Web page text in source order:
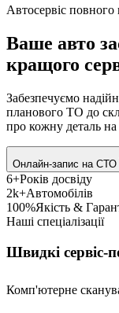
Автосервіс повного
Ваше авто
кращого
Забезпечуємо
планового ТО до
про кожну деталь
Онлайн-запис на СТО
6+Років досвіду
2k+Автомобілів
100%Якість &
Наші спеціалізації
Швидкі сервіс-
Комп'ютерне